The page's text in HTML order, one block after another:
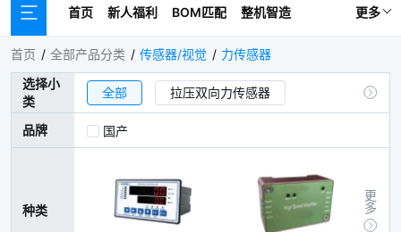
首页 新人福利 BOM匹配 整机智造 更多
力传感器
首页 全部产品分类 传感器/视觉
力传感器
选择小
类
全部 拉压双向力传感器
称重式压力传感器
静态扭矩传感器 多维力传感器
单点式力传感器
品牌 国产
种类 更多